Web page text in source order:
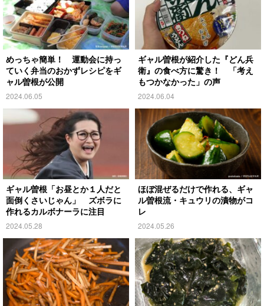
めっちゃ簡単！ 運動会に持っ
ていく弁当のおかずレシピをギ
ャル曽根が公開
2024.06.05
ギャル曽根が紹介した『どん兵
衛』の食べ方に驚き！ 「考え
もつかなかった」の声
2024.06.04
ギャル曽根「お昼とか１人だと
面倒くさいじゃん」 ズボラに
作れるカルボナーラに注目
2024.05.28
ほぼ混ぜるだけで作れる、ギャ
ル曽根流・キュウリの漬物がコ
レ
2024.05.26